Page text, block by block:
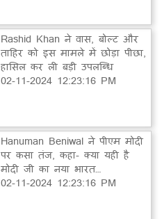
Rashid Khan ने वास, बोल्ट और
ताहिर को इस मामले में छोड़ा पीछा,
हासिल कर ली बड़ी उपलब्धि
02-11-2024 12:23:16 PM
Hanuman Beniwal ने पीएम मोदी
पर कसा तंज, कहा- क्या यही है
मोदी जी का नया भारत…
02-11-2024 12:23:16 PM